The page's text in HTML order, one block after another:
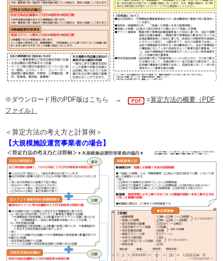
※ダウンロード用のPDF版はこちら → ○算定方法の概要（PDF
ファイル）
＜算定方法の考え方と計算例＞
【大規模施設運営事業者の場合】